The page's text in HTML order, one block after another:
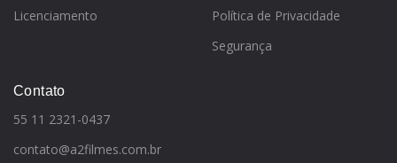
Licenciamento
Política de Privacidade
Segurança
Contato
55 11 2321-0437
contato@a2filmes.com.br